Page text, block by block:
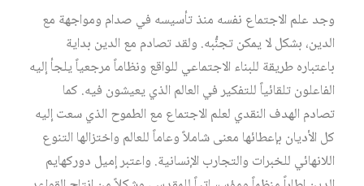
وجد علم الاجتماع نفسه منذ تأسيسه في صدام ومواجهة مع
الدين، بشكل لا يمكن تجنُّبه. ولقد تصادم مع الدين بداية
باعتباره طريقة للبناء الاجتماعي للواقع ونظاماً مرجعياً يلجأ إليه
الفاعلون تلقائياً للتفكير في العالم الذي يعيشون فيه. كما
تصادم الهدف النقدي لعلم الاجتماع مع الطموح الذي سعت إليه
كل الأديان بإعطائها معنى شاملاً وعاماً للعالم واختزالها التنوع
اللانهائي للخبرات والتجارب الإنسانية. واعتبر إميل دوركهايم